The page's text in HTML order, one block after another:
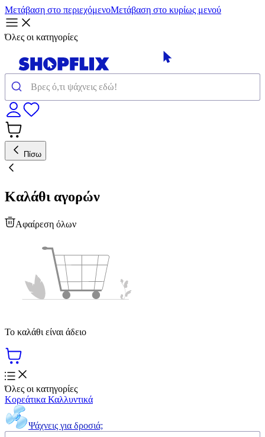
Μετάβαση στο περιεχόμενοΜετάβαση στο κυρίως μενού
Όλες οι κατηγορίες
Πίσω
Καλάθι αγορών
Αφαίρεση όλων
Το καλάθι είναι άδειο
Όλες οι κατηγορίες
Κορεάτικα Καλλυντικά
Ψάχνεις για δροσιά;